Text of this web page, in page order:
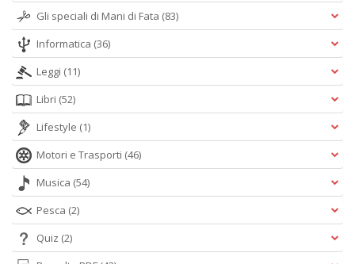
Gli speciali di Mani di Fata (83)
Informatica (36)
Leggi (11)
Libri (52)
Lifestyle (1)
Motori e Trasporti (46)
Musica (54)
Pesca (2)
Quiz (2)